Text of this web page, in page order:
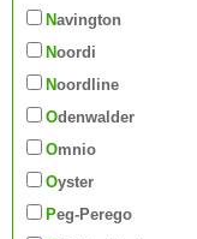
Navington
Noordi
Noordline
Odenwalder
Omnio
Oyster
Peg-Perego